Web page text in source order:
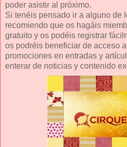
poder asistir al próximo.
Si tenéis pensado ir a alguno de
recomiendo que os hagáis
gratuito y os podéis registrar
os podréis beneficiar de acceso
promociones en entradas y
enterar de noticias y contenido